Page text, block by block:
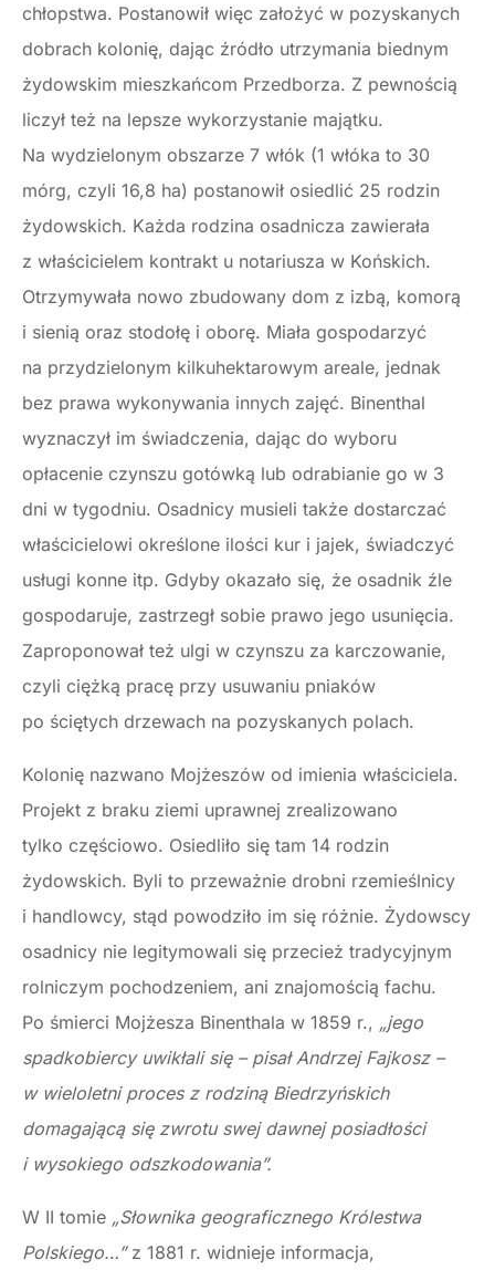
chłopstwa. Postanowił więc założyć w pozyskanych
dobrach kolonię, dając źródło utrzymania biednym
żydowskim mieszkańcom Przedborza. Z pewnością
liczył też na lepsze wykorzystanie majątku.
Na wydzielonym obszarze 7 włók (1 włóka to 30
mórg, czyli 16,8 ha) postanowił osiedlić 25 rodzin
żydowskich. Każda rodzina osadnicza zawierała
z właścicielem kontrakt u notariusza w Końskich.
Otrzymywała nowo zbudowany dom z izbą, komorą
i sienią oraz stodołę i oborę. Miała gospodarzyć
na przydzielonym kilkuhektarowym areale, jednak
bez prawa wykonywania innych zajęć. Binenthal
wyznaczył im świadczenia, dając do wyboru
opłacenie czynszu gotówką lub odrabianie go w 3
dni w tygodniu. Osadnicy musieli także dostarczać
właścicielowi określone ilości kur i jajek, świadczyć
usługi konne itp. Gdyby okazało się, że osadnik źle
gospodaruje, zastrzegł sobie prawo jego usunięcia.
Zaproponował też ulgi w czynszu za karczowanie,
czyli ciężką pracę przy usuwaniu pniaków
po ściętych drzewach na pozyskanych polach.
Kolonię nazwano Mojżeszów od imienia właściciela.
Projekt z braku ziemi uprawnej zrealizowano
tylko częściowo. Osiedliło się tam 14 rodzin
żydowskich. Byli to przeważnie drobni rzemieślnicy
i handlowcy, stąd powodziło im się różnie. Żydowscy
osadnicy nie legitymowali się przecież tradycyjnym
rolniczym pochodzeniem, ani znajomością fachu.
Po śmierci Mojżesza Binenthala w 1859 r., „jego
spadkobiercy uwikłali się – pisał Andrzej Fajkosz –
w wieloletni proces z rodziną Biedrzyńskich
domagającą się zwrotu swej dawnej posiadłości
i wysokiego odszkodowania”.
W II tomie „Słownika geograficznego Królestwa
Polskiego…”z 1881 r. widnieje informacja,